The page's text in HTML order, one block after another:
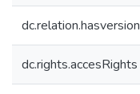
dc.relation.hasversion
dc.rights.accesRights